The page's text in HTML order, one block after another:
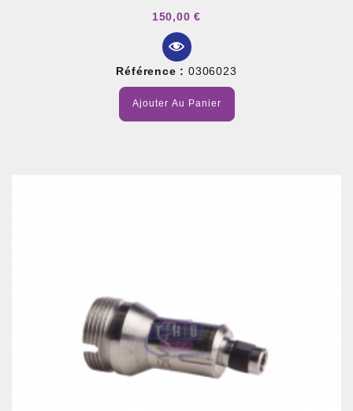
150,00 €
Référence : 0306023
Ajouter Au Panier